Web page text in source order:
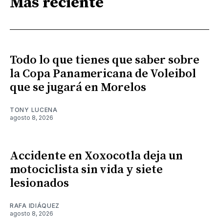
Todo lo que tienes que saber sobre
la Copa Panamericana de Voleibol
que se jugará en Morelos
TONY LUCENA
agosto 8, 2026
Accidente en Xoxocotla deja un
motociclista sin vida y siete
lesionados
RAFA IDIÁQUEZ
agosto 8, 2026